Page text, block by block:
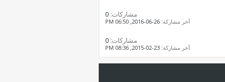
مشاركات:
آخر مشاركة: 06:50 PM
مشاركات:
آخر مشاركة: 08:36 PM